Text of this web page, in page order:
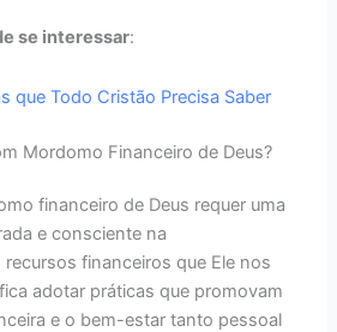
se interessar:
que Todo Cristão Precisa Saber
Mordomo Financeiro de Deus?
financeiro de Deus requer uma
e consciente na
financeiros que Ele nos
adotar práticas que promovam
e o bem-estar tanto pessoal